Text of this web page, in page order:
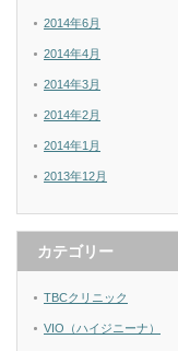
2014年6月
2014年4月
2014年3月
2014年2月
2014年1月
2013年12月
カテゴリー
TBCクリニック
VIO（ハイジニーナ）